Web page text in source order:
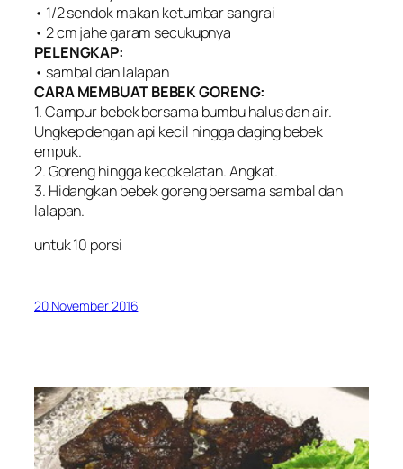
• 1/2 sendok makan ketumbar sangrai
• 2 cm jahe garam secukupnya
PELENGKAP:
• sambal dan lalapan
CARA MEMBUAT BEBEK GORENG:
1. Campur bebek bersama bumbu halus dan air.
Ungkep dengan api kecil hingga daging bebek
empuk.
2. Goreng hingga kecokelatan. Angkat.
3. Hidangkan bebek goreng bersama sambal dan
lalapan.
untuk 10 porsi
20 November 2016